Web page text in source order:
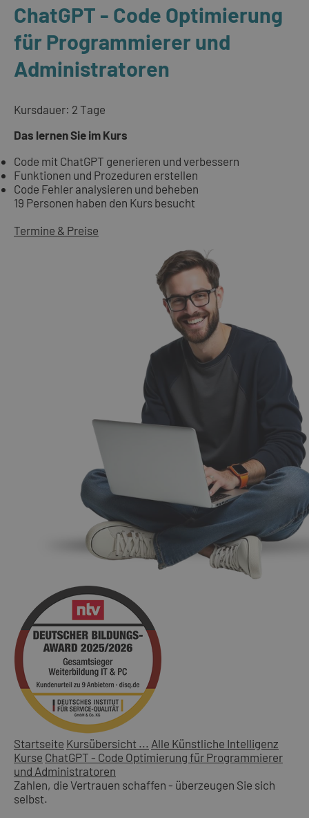
ChatGPT - Code Optimierung
für Programmierer und
Administratoren
Kursdauer: 2 Tage
Das lernen Sie im Kurs
Code mit ChatGPT generieren und verbessern
Funktionen und Prozeduren erstellen
Code Fehler analysieren und beheben
19 Personen haben den Kurs besucht
Termine & Preise
Startseite Kursübersicht ... Alle Künstliche Intelligenz
Kurse ChatGPT - Code Optimierung für Programmierer
und Administratoren
Zahlen, die Vertrauen schaffen - überzeugen Sie sich
selbst.